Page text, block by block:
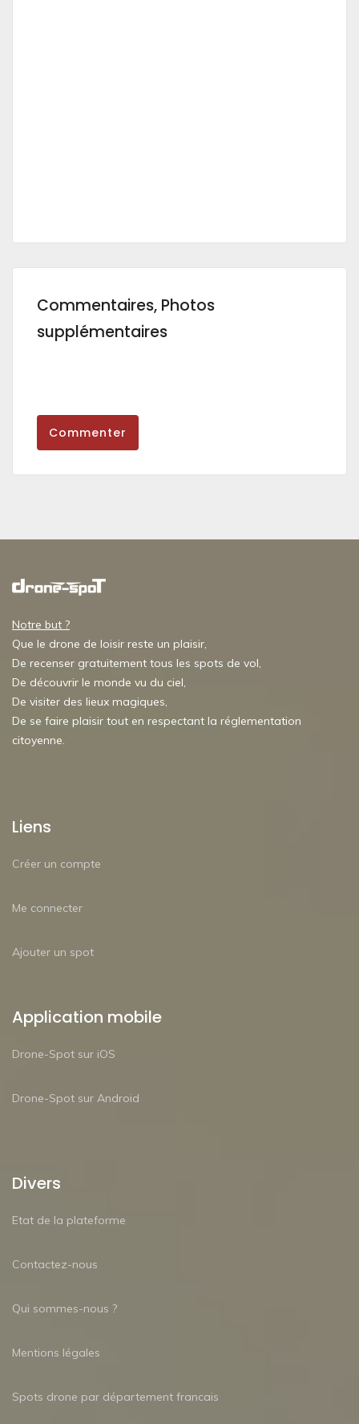
Commentaires, Photos
supplémentaires
Commenter
Notre but ?
Que le drone de loisir reste un plaisir,
De recenser gratuitement tous les spots de vol,
De découvrir le monde vu du ciel,
De visiter des lieux magiques,
De se faire plaisir tout en respectant la réglementation
citoyenne.
Liens
Créer un compte
Me connecter
Ajouter un spot
Application mobile
Drone-Spot sur iOS
Drone-Spot sur Android
Divers
Etat de la plateforme
Contactez-nous
Qui sommes-nous ?
Mentions légales
Spots drone par département francais